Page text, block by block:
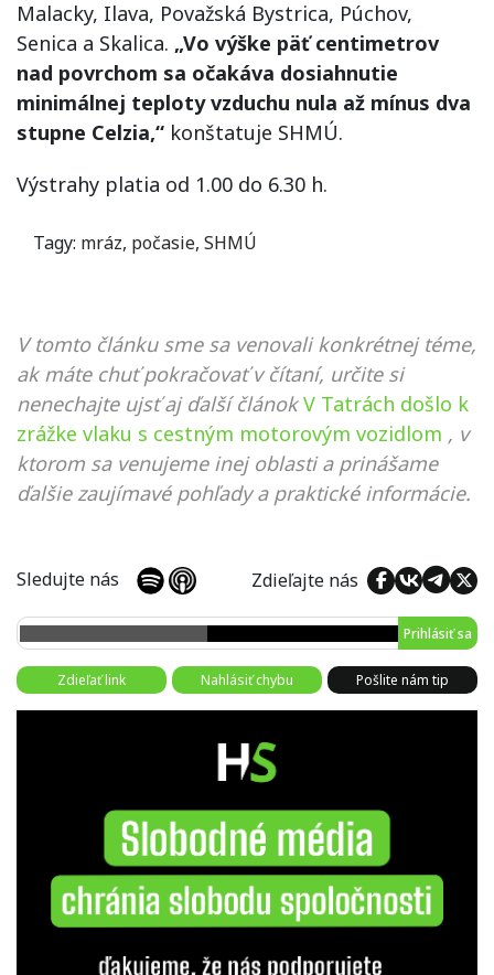
Malacky, Ilava, Považská Bystrica, Púchov,
Senica a Skalica. „Vo výške päť centimetrov
nad povrchom sa očakáva dosiahnutie
minimálnej teploty vzduchu nula až mínus dva
stupne Celzia,“ konštatuje SHMÚ.
Výstrahy platia od 1.00 do 6.30 h.
Tagy: mráz, počasie, SHMÚ
V tomto článku sme sa venovali konkrétnej téme,
ak máte chuť pokračovať v čítaní, určite si
nenechajte ujsť aj ďalší článok V Tatrách došlo k
zrážke vlaku s cestným motorovým vozidlom , v
ktorom sa venujeme inej oblasti a prinášame
ďalšie zaujímavé pohľady a praktické informácie.
Sledujte nás Zdieľajte nás
Prihlásiť sa
Zdieľať link Nahlásiť chybu Pošlite nám tip